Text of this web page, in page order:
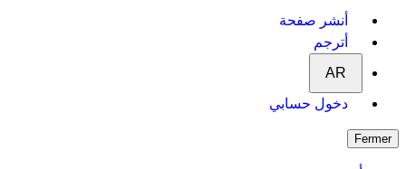
أنشر صفحة
أترجم
AR
دخول حسابي
Fermer